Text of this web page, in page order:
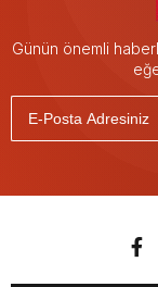
Günün önemli